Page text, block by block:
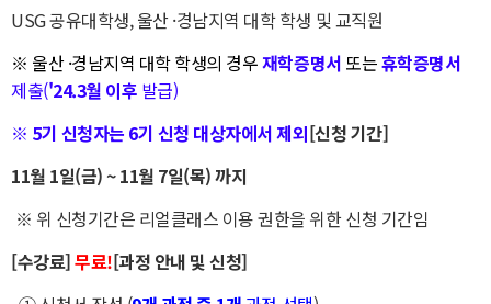
USG 공유대학생, 울산 ·경남지역 대학 학생 및 교직원
※ 울산 ·경남지역 대학 학생의 경우재학증명서 또는휴학증명서
제출('24.3월 이후 발급)
※ 5기 신청자는 6기 신청 대상자에서 제외[신청 기간]
11월 1일(금) ~ 11월 7일(목) 까지
※ 위 신청기간은 리얼클래스 이용 권한을 위한 신청 기간임
[수강료]무료![과정 안내 및 신청]